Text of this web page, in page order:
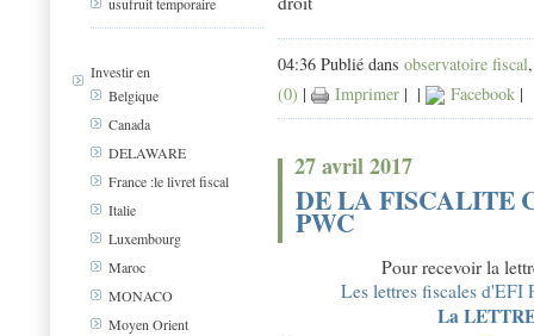
usufruit temporaire
Investir en
Belgique
Canada
DELAWARE
France :le livret fiscal
Italie
Luxembourg
Maroc
MONACO
Moyen Orient
04:36 Publié dans observatoire fiscal
(0) | Imprimer | | Facebook |
27 avril 2017
DE LA FISCALITE
PWC
Pour recevoir la
Les lettres fiscales
La